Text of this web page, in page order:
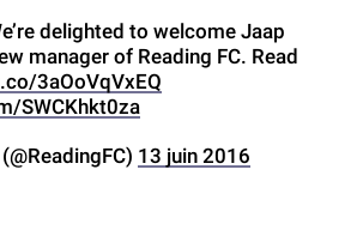
delighted to welcome Jaap
manager of Reading FC. Read
3aOoVqVxEQ
SWCKhkt0za
13 juin 2016